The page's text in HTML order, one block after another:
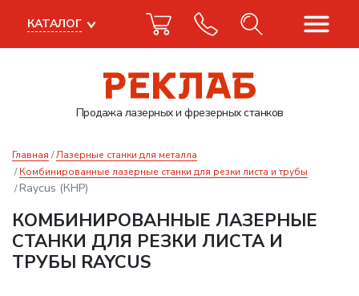
Продажа лазерныхи фрезерных станков
КАТАЛОГ
Главная
Лазерные станки для металла
Комбинированные лазерные станки для резки листа и трубы
Raycus (КНР)
КОМБИНИРОВАННЫЕ ЛАЗЕРНЫЕ
СТАНКИ ДЛЯ РЕЗКИ ЛИСТА И
ТРУБЫ RAYCUS